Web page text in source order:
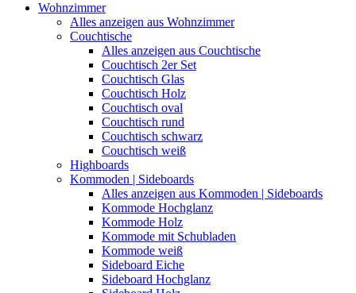
Wohnzimmer
Alles anzeigen aus Wohnzimmer
Couchtische
Alles anzeigen aus Couchtische
Couchtisch 2er Set
Couchtisch Glas
Couchtisch Holz
Couchtisch oval
Couchtisch rund
Couchtisch schwarz
Couchtisch weiß
Highboards
Kommoden | Sideboards
Alles anzeigen aus Kommoden | Sideboards
Kommode Hochglanz
Kommode Holz
Kommode mit Schubladen
Kommode weiß
Sideboard Eiche
Sideboard Hochglanz